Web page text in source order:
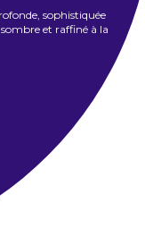
sophistiquée
et raffiné à la